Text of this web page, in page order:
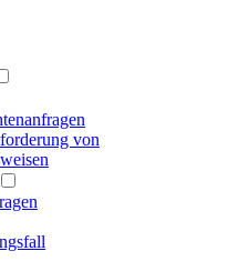
von